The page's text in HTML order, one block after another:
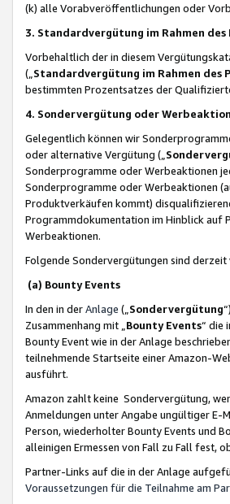
(k) alle Vorabveröffentlichungen oder
3. Standardvergütung im Rahmen
Vorbehaltlich der in diesem
(„ Standardvergütung im Rahmen des
bestimmten Prozentsatzes der
4. Sondervergütung oder
Gelegentlich können wir
oder alternative Vergütung („
Sonderprogramme oder Werbeaktionen
Sonderprogramme oder Werbeaktionen
Produktverkäufen kommt)
Programmdokumentation im Hinblick auf
Werbeaktionen.
Folgende Sondervergütungen sind
(a) Bounty Events
In den in derAnlage („ Sondervergütung
Zusammenhang mit „ Bounty Events“ die
Bounty Event wie in der Anlage
teilnehmende Startseite einer Amazon-
ausführt.
Amazon zahlt keine Sondervergütung,
Anmeldungen unter Angabe ungültiger E-
Person, wiederholter Bounty Events und
alleinigen Ermessen von Fall zu Fall fest,
Partner-Links auf die in der Anlage
Voraussetzungen für die Teilnahme am